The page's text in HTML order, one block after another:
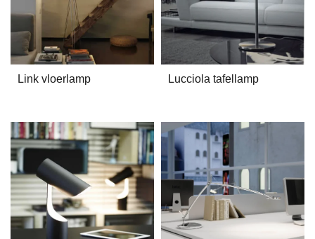
Link vloerlamp Lucciola tafellamp